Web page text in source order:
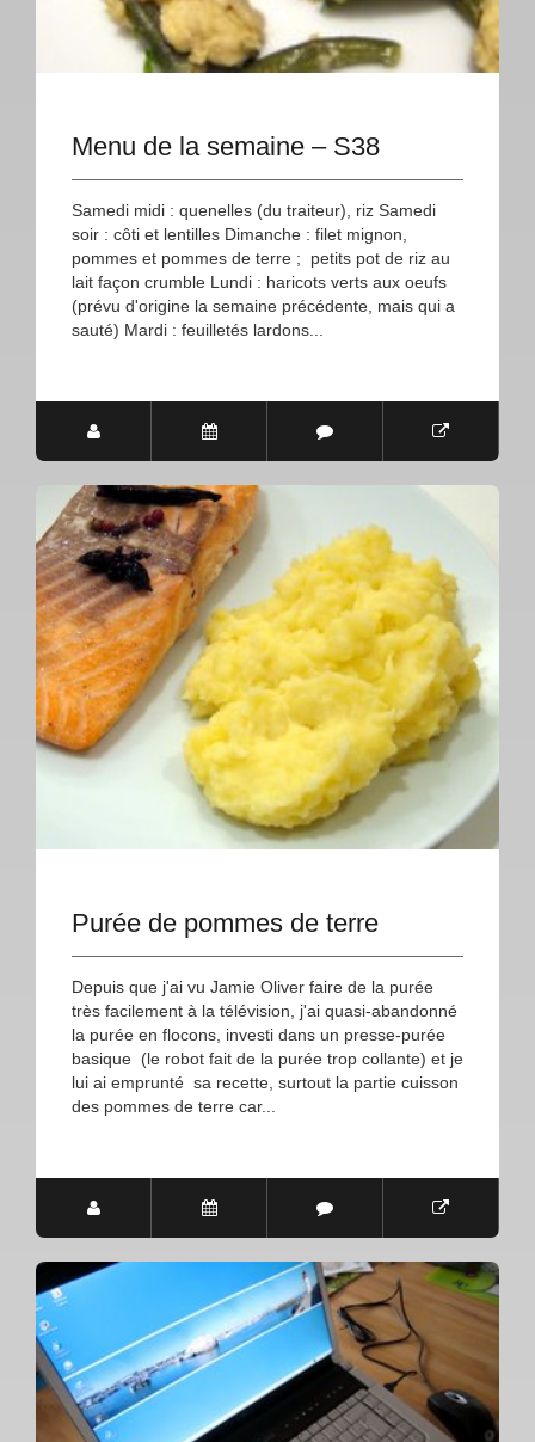
Menu de la semaine – S38
Samedi midi : quenelles (du traiteur), riz Samedi
soir : côti et lentilles Dimanche : filet mignon,
pommes et pommes de terre ; petits pot de riz au
lait façon crumble Lundi : haricots verts aux oeufs
(prévu d'origine la semaine précédente, mais qui a
sauté) Mardi : feuilletés lardons...
Purée de pommes de terre
Depuis que j'ai vu Jamie Oliver faire de la purée
très facilement à la télévision, j'ai quasi-abandonné
la purée en flocons, investi dans un presse-purée
basique (le robot fait de la purée trop collante) et je
lui ai emprunté sa recette, surtout la partie cuisson
des pommes de terre car...